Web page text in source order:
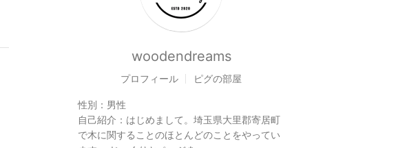
woodendreams
プロフィール ピグの部屋
性別： 男性
自己紹介： はじめまして。埼玉県大里郡寄居町
で木に関することのほとんどのことをやってい